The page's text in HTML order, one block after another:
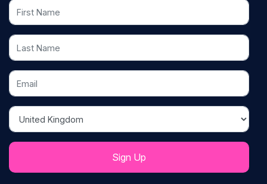
First Name
Last Name
Email
Country